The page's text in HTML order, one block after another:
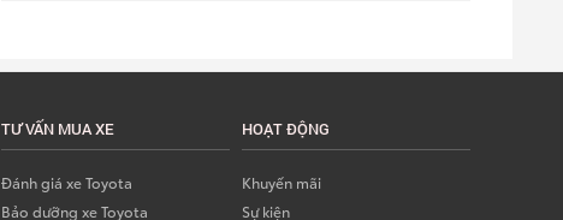
TƯ VẤN MUA XE
Đánh giá xe Toyota
Bảo dưỡng xe Toyota
HOẠT ĐỘNG
Khuyến mãi
Sự kiện